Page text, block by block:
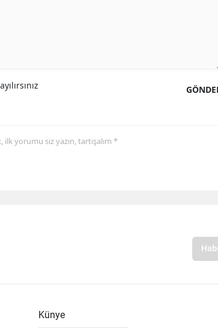
yorumu siz yazın, tartışalım *
Künye